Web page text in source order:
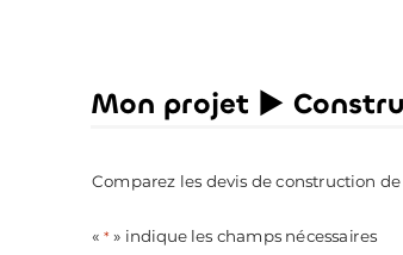
Mon projet ►
Comparez les devis de construction
«* » indique les champs nécessaires